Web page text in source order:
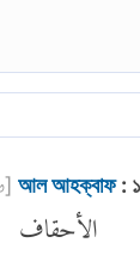
] আল আহক্বাফ: ১
الأحقاف